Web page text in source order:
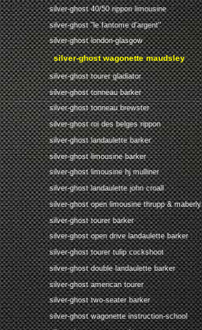
silver-ghost 40/50 rippon limousine
silver-ghost "le fantome d'argent"
silver-ghost london-glasgow
silver-ghost wagonette maudsley
silver-ghost tourer gladiator
silver-ghost tonneau barker
silver-ghost tonneau brewster
silver-ghost roi des belges rippon
silver-ghost landaulette barker
silver-ghost limousine barker
silver-ghost limousine hj mulliner
silver-ghost landaulette john croall
silver-ghost open limousine thrupp & maberly
silver-ghost tourer barker
silver-ghost open drive landaulette barker
silver-ghost tourer tulip cockshoot
silver-ghost double landaulette barker
silver-ghost american tourer
silver-ghost two-seater barker
silver-ghost wagonette instruction-school